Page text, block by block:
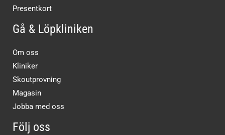
Presentkort
Gå & Löpkliniken
Om oss
Kliniker
Skoutprovning
Magasin
Jobba med oss
Följ oss